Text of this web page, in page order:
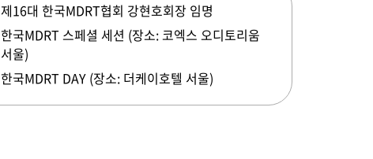
제16대 한국MDRT협회 강현호회장 임명
한국MDRT 스페셜 세션 (장소: 코엑스 오디토리움
서울)
한국MDRT DAY (장소: 더케이호텔 서울)